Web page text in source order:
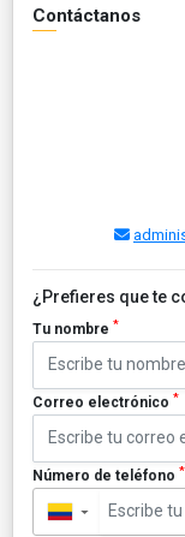
Contáctanos
¿Prefieres que te
Tu nombre *
Correo electrónico *
Número de teléfono *
▼